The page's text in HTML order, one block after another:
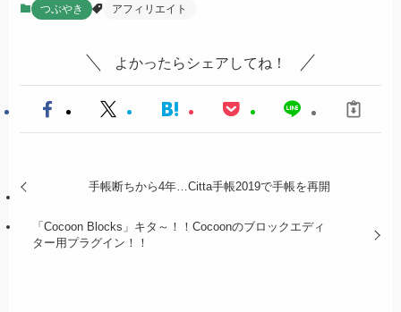
つぶやき アフィリエイト
よかったらシェアしてね！
手帳断ちから4年…Citta手帳2019で手帳を再開
「Cocoon Blocks」キタ～！！Cocoonのブロックエディ
ター用プラグイン！！